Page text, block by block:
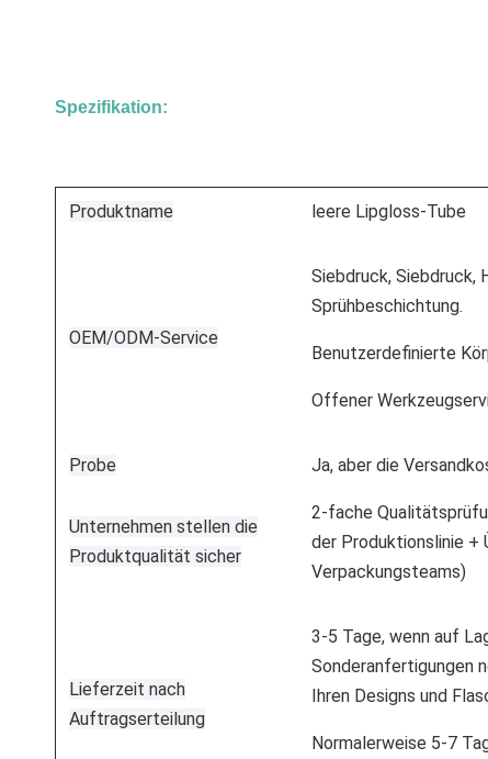
Spezifikation:
Produktname leere Lipgloss-Tube
OEM/ODM-Service
Siebdruck, Siebdruck,
Sprühbeschichtung.
Benutzerdefinierte
Offener
Probe Ja, aber die
Unternehmen stellen die
Produktqualität sicher
2-fache
der Produktionslinie +
Verpackungsteams)
Lieferzeit nach
Auftragserteilung
3-5 Tage, wenn auf
Sonderanfertigungen
Ihren Designs und
Normalerweise 5-7